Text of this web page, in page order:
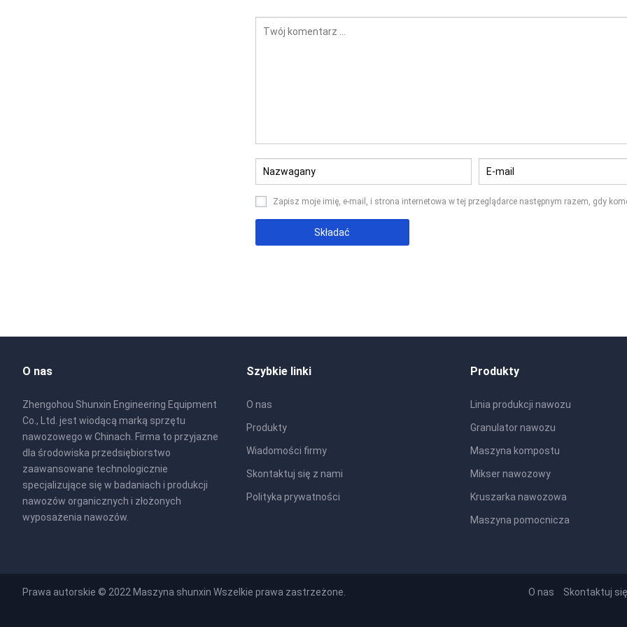
Zapisz moje imię, e-mail, i strona internetowa w tej przeglądarce następnym razem, gdy
O nas
Zhengohou Shunxin Engineering Equipment
Co., Ltd. jest wiodącą marką sprzętu
nawozowego w Chinach. Firma to przyjazne
dla środowiska przedsiębiorstwo
zaawansowane technologicznie
specjalizujące się w badaniach i produkcji
nawozów organicznych i złożonych
wyposażenia nawozów.
Szybkie linki
O nas
Produkty
Wiadomości firmy
Skontaktuj się z nami
Polityka prywatności
Produkty
Linia produkcji nawozu
Granulator nawozu
Maszyna kompostu
Mikser nawozowy
Kruszarka nawozowa
Maszyna pomocnicza
Prawa autorskie © 2022 Maszyna shunxin Wszelkie prawa zastrzeżone. O nas Skontaktuj